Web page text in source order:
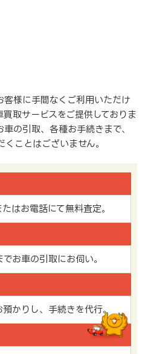
客様に手間なくご利用いただけ
取サービスをご提供しておりま
の引取、各種お手続きまで、
ことはございません。
はお電話にて無料査定。
お車の引取にお伺い。
かりし、手続きを代行。